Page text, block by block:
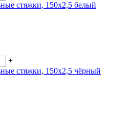
стяжки, 150х2,5 белый
+
стяжки, 150х2,5 чёрный